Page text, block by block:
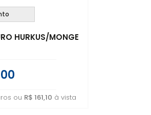
HURKUS/MONGE
ou R$ 161,10 à vista